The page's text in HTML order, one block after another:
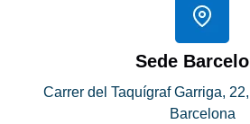
Sede
Carrer del Taquígraf Garriga,
Barcelona